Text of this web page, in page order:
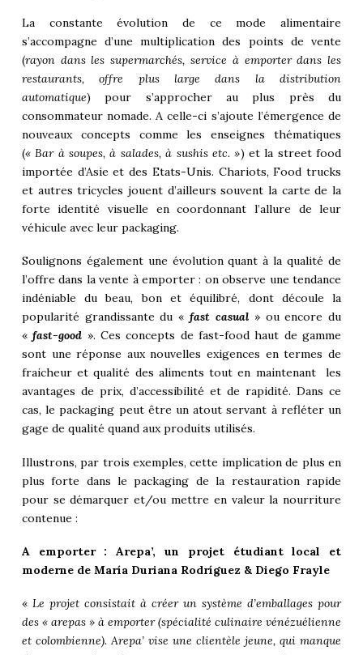
La constante évolution de ce mode alimentaire
s’accompagne d’une multiplication des points de vente
(rayon dans les supermarchés, service à emporter dans les
restaurants, offre plus large dans la distribution
automatique) pour s’approcher au plus près du
consommateur nomade. A celle-ci s’ajoute l’émergence de
nouveaux concepts comme les enseignes thématiques
(« Bar à soupes, à salades, à sushis etc. ») et la street food
importée d’Asie et des Etats-Unis. Chariots, Food trucks
et autres tricycles jouent d’ailleurs souvent la carte de la
forte identité visuelle en coordonnant l’allure de leur
véhicule avec leur packaging.
Soulignons également une évolution quant à la qualité de
l’offre dans la vente à emporter : on observe une tendance
indéniable du beau, bon et équilibré, dont découle la
popularité grandissante du «fast casual » ou encore du
«fast-good ». Ces concepts de fast-food haut de gamme
sont une réponse aux nouvelles exigences en termes de
fraicheur et qualité des aliments tout en maintenant les
avantages de prix, d’accessibilité et de rapidité. Dans ce
cas, le packaging peut être un atout servant à refléter un
gage de qualité quand aux produits utilisés.
Illustrons, par trois exemples, cette implication de plus en
plus forte dans le packaging de la restauration rapide
pour se démarquer et/ou mettre en valeur la nourriture
contenue :
A emporter : Arepa’, un projet étudiant local et
moderne de María Duriana Rodríguez & Diego Frayle
« Le projet consistait à créer un système d’emballages pour
des « arepas » à emporter (spécialité culinaire vénézuélienne
et colombienne). Arepa’ vise une clientèle jeune, qui manque